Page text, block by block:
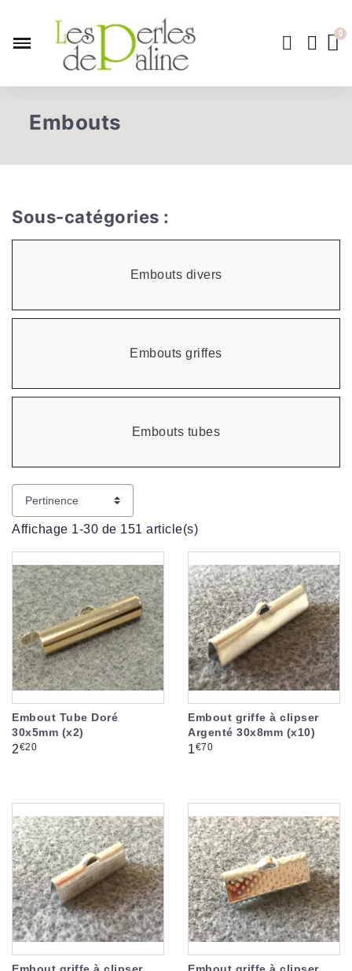
Embouts
Sous-catégories :
Embouts divers
Embouts griffes
Embouts tubes
Affichage 1-30 de 151 article(s)
Embout Tube Doré
30x5mm (x2)
Prix
2€20
Embout griffe à clipser
Argenté 30x8mm (x10)
Prix
1€70